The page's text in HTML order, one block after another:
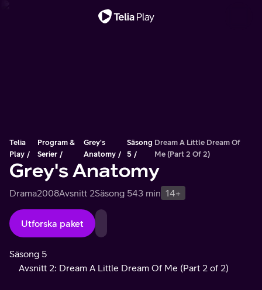
Telia
Play
Program &
Serier
Grey's
Anatomy
Säsong
5
Dream A Little Dream Of
Me (Part 2 Of 2)
Grey's Anatomy
Drama2008Avsnitt 2Säsong 543 min 14+
Utforska paket
Säsong 5
Avsnitt 2: Dream A Little Dream Of Me (Part 2 of 2)